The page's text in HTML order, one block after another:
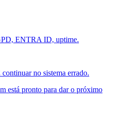
ENTRA ID, uptime.
no sistema errado.
está pronto para dar o próximo